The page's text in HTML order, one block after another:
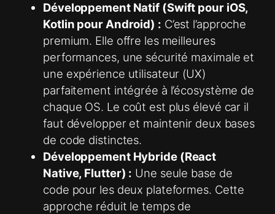
Développement Natif (Swift pour iOS,
Kotlin pour Android) : C’est l’approche
premium. Elle offre les meilleures
performances, une sécurité maximale et
une expérience utilisateur (UX)
parfaitement intégrée à l’écosystème de
chaque OS. Le coût est plus élevé car il
faut développer et maintenir deux bases
de code distinctes.
Développement Hybride (React
Native, Flutter) : Une seule base de
code pour les deux plateformes. Cette
approche réduit le temps de